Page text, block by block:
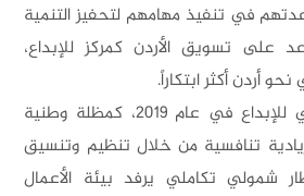
في تنفيذ مهامهم لتحفيز التنمية
تسويق الأردن كمركز للإبداع،
أكثر ابتكاراً.
تم إنشاء المركز الوطني للإبداع في عام 2019، كمظلة وطنية
تنافسية من خلال تنظيم وتنسيق
تكاملي يرفد بيئة الأعمال